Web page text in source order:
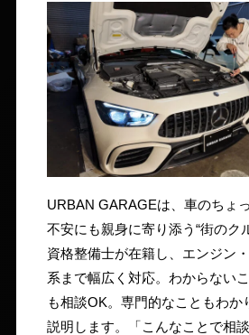
URBAN GARAGEは、車のちょ
不安にも親身に寄り添う“街のク
資格整備士が在籍し、エンジン
系まで幅広く対応。わからない
も相談OK。専門的なこともわか
説明します。「こんなことで相